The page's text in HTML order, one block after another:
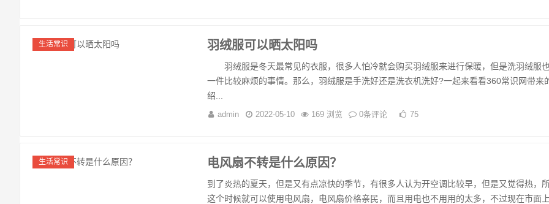
生活常识 羽绒服可以晒太阳吗
羽绒服是冬天最常见的衣服，很多人怕冷就会购买羽绒服来进行保暖，但是洗羽绒服
一件比较麻烦的事情。那么，羽绒服是手洗好还是洗衣机洗好?一起来看看360常识网带来
绍...
admin 2022-05-10 169 浏览 0条评论 75
生活常识 电风扇不转是什么原因？
到了炎热的夏天，但是又有点凉快的季节，有很多人认为开空调比较早，但是又觉得热，
这个时候就可以使用电风扇，电风扇价格亲民，而且用电也不用用的太多，不过现在市面